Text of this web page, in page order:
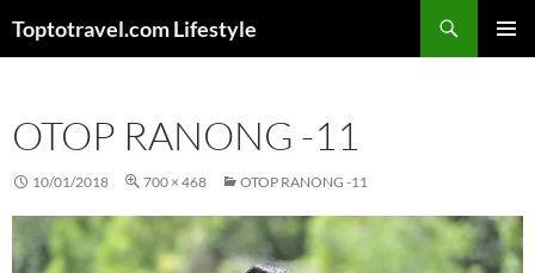
Toptotravel.com Lifestyle
OTOP RANONG -11
10/01/2018 700 × 468 OTOP RANONG -11